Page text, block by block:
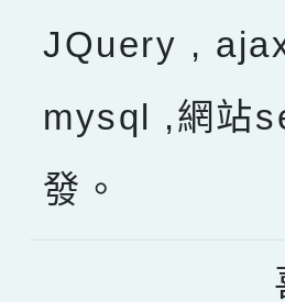
JQuery ,
mysql ,網站
發。